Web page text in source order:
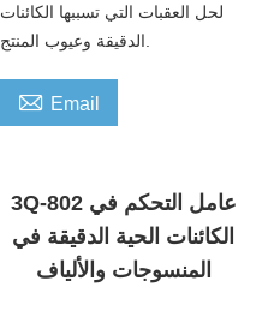
لحل العقبات التي تسببها الكائنات
 Email
3Q-802 عامل التحكم في
الكائنات الحية الدقيقة في
المنسوجات والألياف